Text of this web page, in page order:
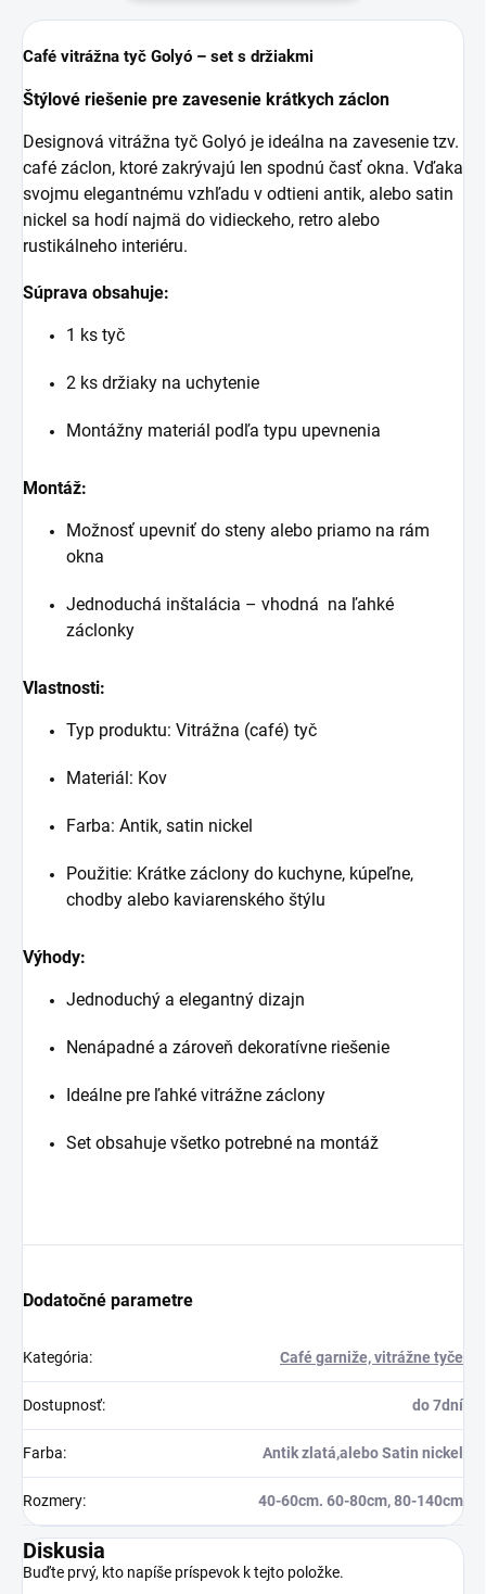
Café vitrážna tyč Golyó – set s držiakmi
Štýlové riešenie pre zavesenie krátkych záclon
Designová vitrážna tyč Golyó je ideálna na zavesenie tzv.
café záclon, ktoré zakrývajú len spodnú časť okna. Vďaka
svojmu elegantnému vzhľadu v odtieni antik, alebo satin
nickel sa hodí najmä do vidieckeho, retro alebo
rustikálneho interiéru.
Súprava obsahuje:
1 ks tyč
2 ks držiaky na uchytenie
Montážny materiál podľa typu upevnenia
Montáž:
Možnosť upevniť do steny alebo priamo na rám
okna
Jednoduchá inštalácia – vhodná na ľahké
záclonky
Vlastnosti:
Typ produktu: Vitrážna (café) tyč
Materiál: Kov
Farba: Antik, satin nickel
Použitie: Krátke záclony do kuchyne, kúpeľne,
chodby alebo kaviarenského štýlu
Výhody:
Jednoduchý a elegantný dizajn
Nenápadné a zároveň dekoratívne riešenie
Ideálne pre ľahké vitrážne záclony
Set obsahuje všetko potrebné na montáž
Dodatočné parametre
Kategória: Café garniže, vitrážne tyče
Dostupnosť: do 7dní
Farba: Antik zlatá,alebo Satin nickel
Rozmery: 40-60cm. 60-80cm, 80-140cm
Diskusia
Buďte prvý, kto napíše príspevok k tejto položke.